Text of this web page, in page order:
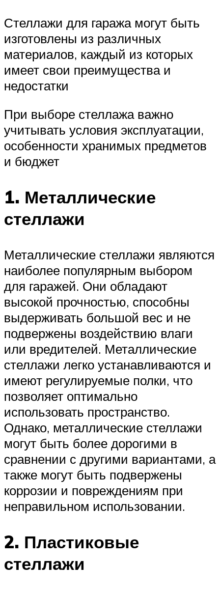
Стеллажи для гаража могут быть
изготовлены из различных
материалов, каждый из которых
имеет свои преимущества и
недостатки
При выборе стеллажа важно
учитывать условия эксплуатации,
особенности хранимых предметов
и бюджет
1. Металлические
стеллажи
Металлические стеллажи являются
наиболее популярным выбором
для гаражей. Они обладают
высокой прочностью, способны
выдерживать большой вес и не
подвержены воздействию влаги
или вредителей. Металлические
стеллажи легко устанавливаются и
имеют регулируемые полки, что
позволяет оптимально
использовать пространство.
Однако, металлические стеллажи
могут быть более дорогими в
сравнении с другими вариантами, а
также могут быть подвержены
коррозии и повреждениям при
неправильном использовании.
2. Пластиковые
стеллажи